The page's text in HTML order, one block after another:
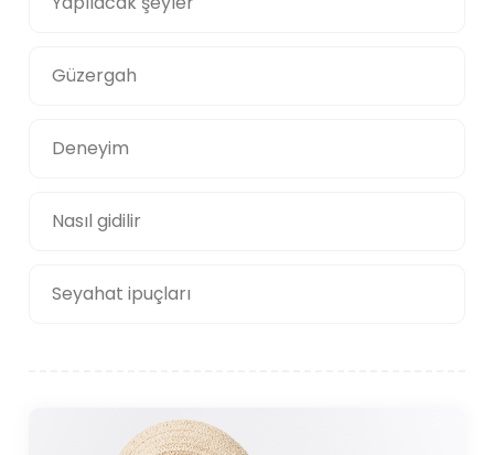
Güzergah
Deneyim
Nasıl gidilir
Seyahat ipuçları